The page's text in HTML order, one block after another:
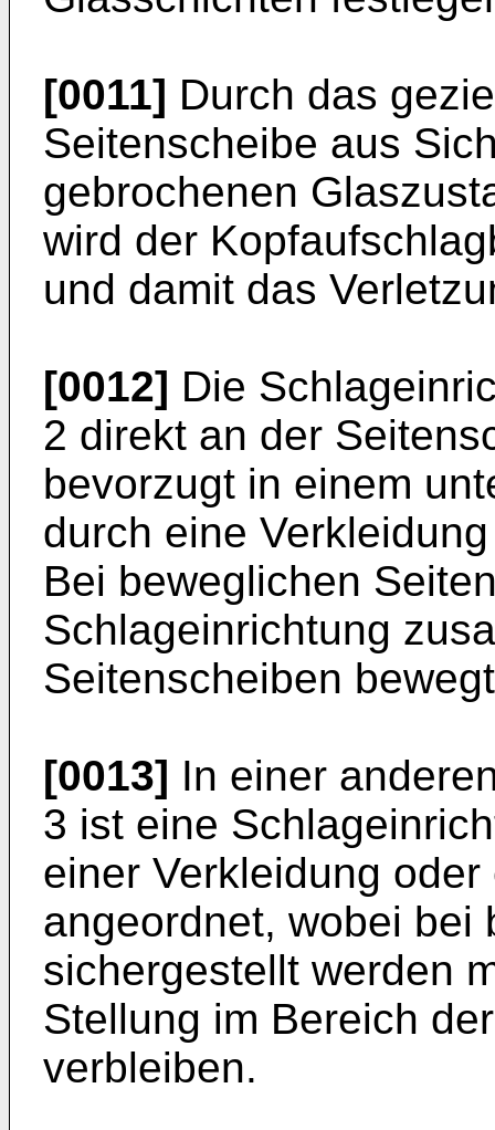
[0011] Durch das
Seitenscheibe aus
gebrochenen
wird der
und damit das
[0012] Die
2 direkt an der
bevorzugt in einem
durch eine
Bei beweglichen
Schlageinrichtung
Seitenscheiben
[0013] In einer
3 ist eine
einer Verkleidung
angeordnet, wobei bei
sichergestellt werden
Stellung im Bereich
verbleiben.